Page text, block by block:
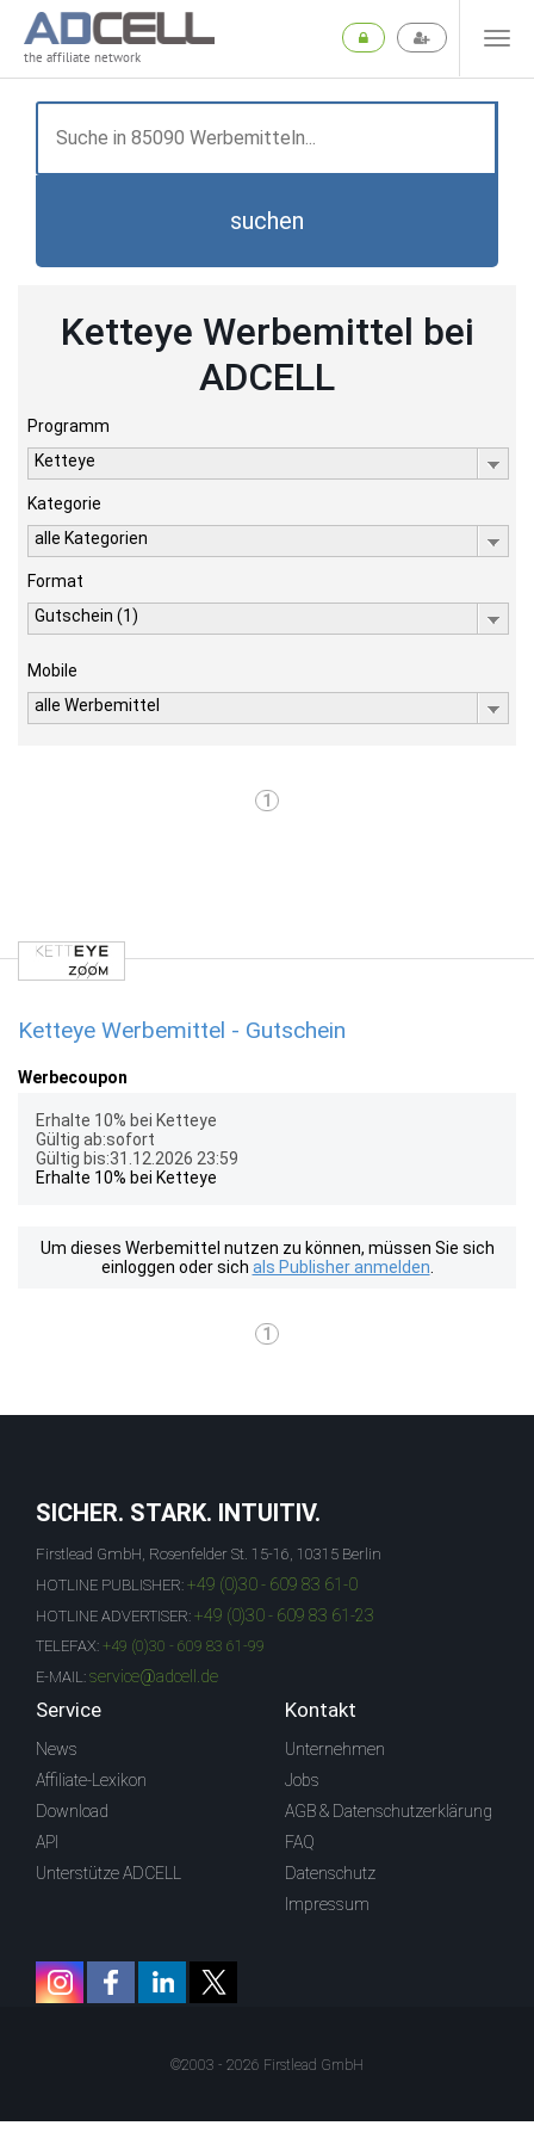
the affiliate network
suchen
Ketteye Werbemittel bei
ADCELL
Programm
Ketteye
Kategorie
alle Kategorien
Format
Gutschein (1)
Mobile
alle Werbemittel
1
Ketteye Werbemittel - Gutschein
Werbecoupon
Erhalte 10% bei Ketteye
Gültig ab:sofort
Gültig bis:31.12.2026 23:59
Erhalte 10% bei Ketteye
Um dieses Werbemittel nutzen zu können, müssen Sie sich
einloggen oder sich als Publisher anmelden
1
SICHER. STARK. INTUITIV.
Firstlead GmbH, Rosenfelder St. 15-16, 10315 Berlin
HOTLINE PUBLISHER: +49 (0)30 - 609 83 61-0
HOTLINE ADVERTISER: +49 (0)30 - 609 83 61-23
TELEFAX: +49 (0)30 - 609 83 61-99
E-MAIL: service@adcell.de
Service
News
Affiliate-Lexikon
Download
API
Unterstütze ADCELL
Kontakt
Unternehmen
Jobs
AGB & Datenschutzerklärung
FAQ
Datenschutz
Impressum
©2003 - 2026 Firstlead GmbH